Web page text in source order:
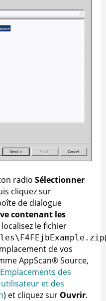
radio Sélectionner
cliquez sur
de dialogue
contenant les
localisez le fichier
de vos
AppScan®Source,
Emplacements des
et des
) et cliquez sur Ouvrir.